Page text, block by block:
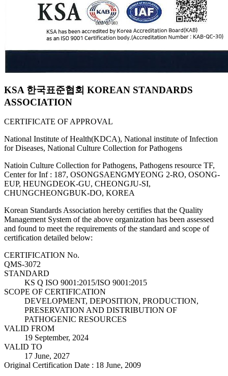
KSA 한국표준협회 KOREAN STANDARDS
ASSOCIATION
CERTIFICATE OF APPROVAL
National Institute of Health(KDCA), National institute of Infection
for Diseases, National Culture Collection for Pathogens
Natioin Culture Collection for Pathogens, Pathogens resource TF,
Center for Inf : 187, OSONGSAENGMYEONG 2-RO, OSONG-
EUP, HEUNGDEOK-GU, CHEONGJU-SI,
CHUNGCHEONGBUK-DO, KOREA
Korean Standards Association hereby certifies that the Quality
Management System of the above organization has been assessed
and found to meet the requirements of the standard and scope of
certification detailed below:
CERTIFICATION No.
QMS-3072
STANDARD
KS Q ISO 9001:2015/ISO 9001:2015
SCOPE OF CERTIFICATION
DEVELOPMENT, DEPOSITION, PRODUCTION,
PRESERVATION AND DISTRIBUTION OF
PATHOGENIC RESOURCES
VALID FROM
19 September, 2024
VALID TO
17 June, 2027
Original Certification Date : 18 June, 2009